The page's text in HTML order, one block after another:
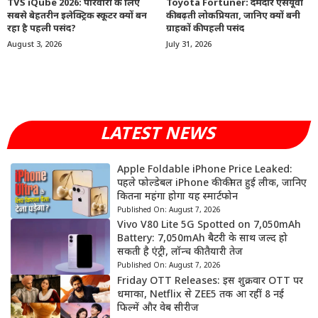
TVS iQube 2026: परिवारों के लिए
सबसे बेहतरीन इलेक्ट्रिक स्कूटर क्यों बन
रहा है पहली पसंद?
August 3, 2026
Toyota Fortuner: दमदार एसयूवी
की बढ़ती लोकप्रियता, जानिए क्यों बनी
ग्राहकों की पहली पसंद
July 31, 2026
LATEST NEWS
Apple Foldable iPhone Price Leaked:
पहले फोल्डेबल iPhone की कीमत हुई लीक, जानिए
कितना महंगा होगा यह स्मार्टफोन
Published On: August 7, 2026
Vivo V80 Lite 5G Spotted on 7,050mAh
Battery: 7,050mAh बैटरी के साथ जल्द हो
सकती है एंट्री, लॉन्च की तैयारी तेज
Published On: August 7, 2026
Friday OTT Releases: इस शुक्रवार OTT पर
धमाका, Netflix से ZEE5 तक आ रहीं 8 नई
फिल्में और वेब सीरीज